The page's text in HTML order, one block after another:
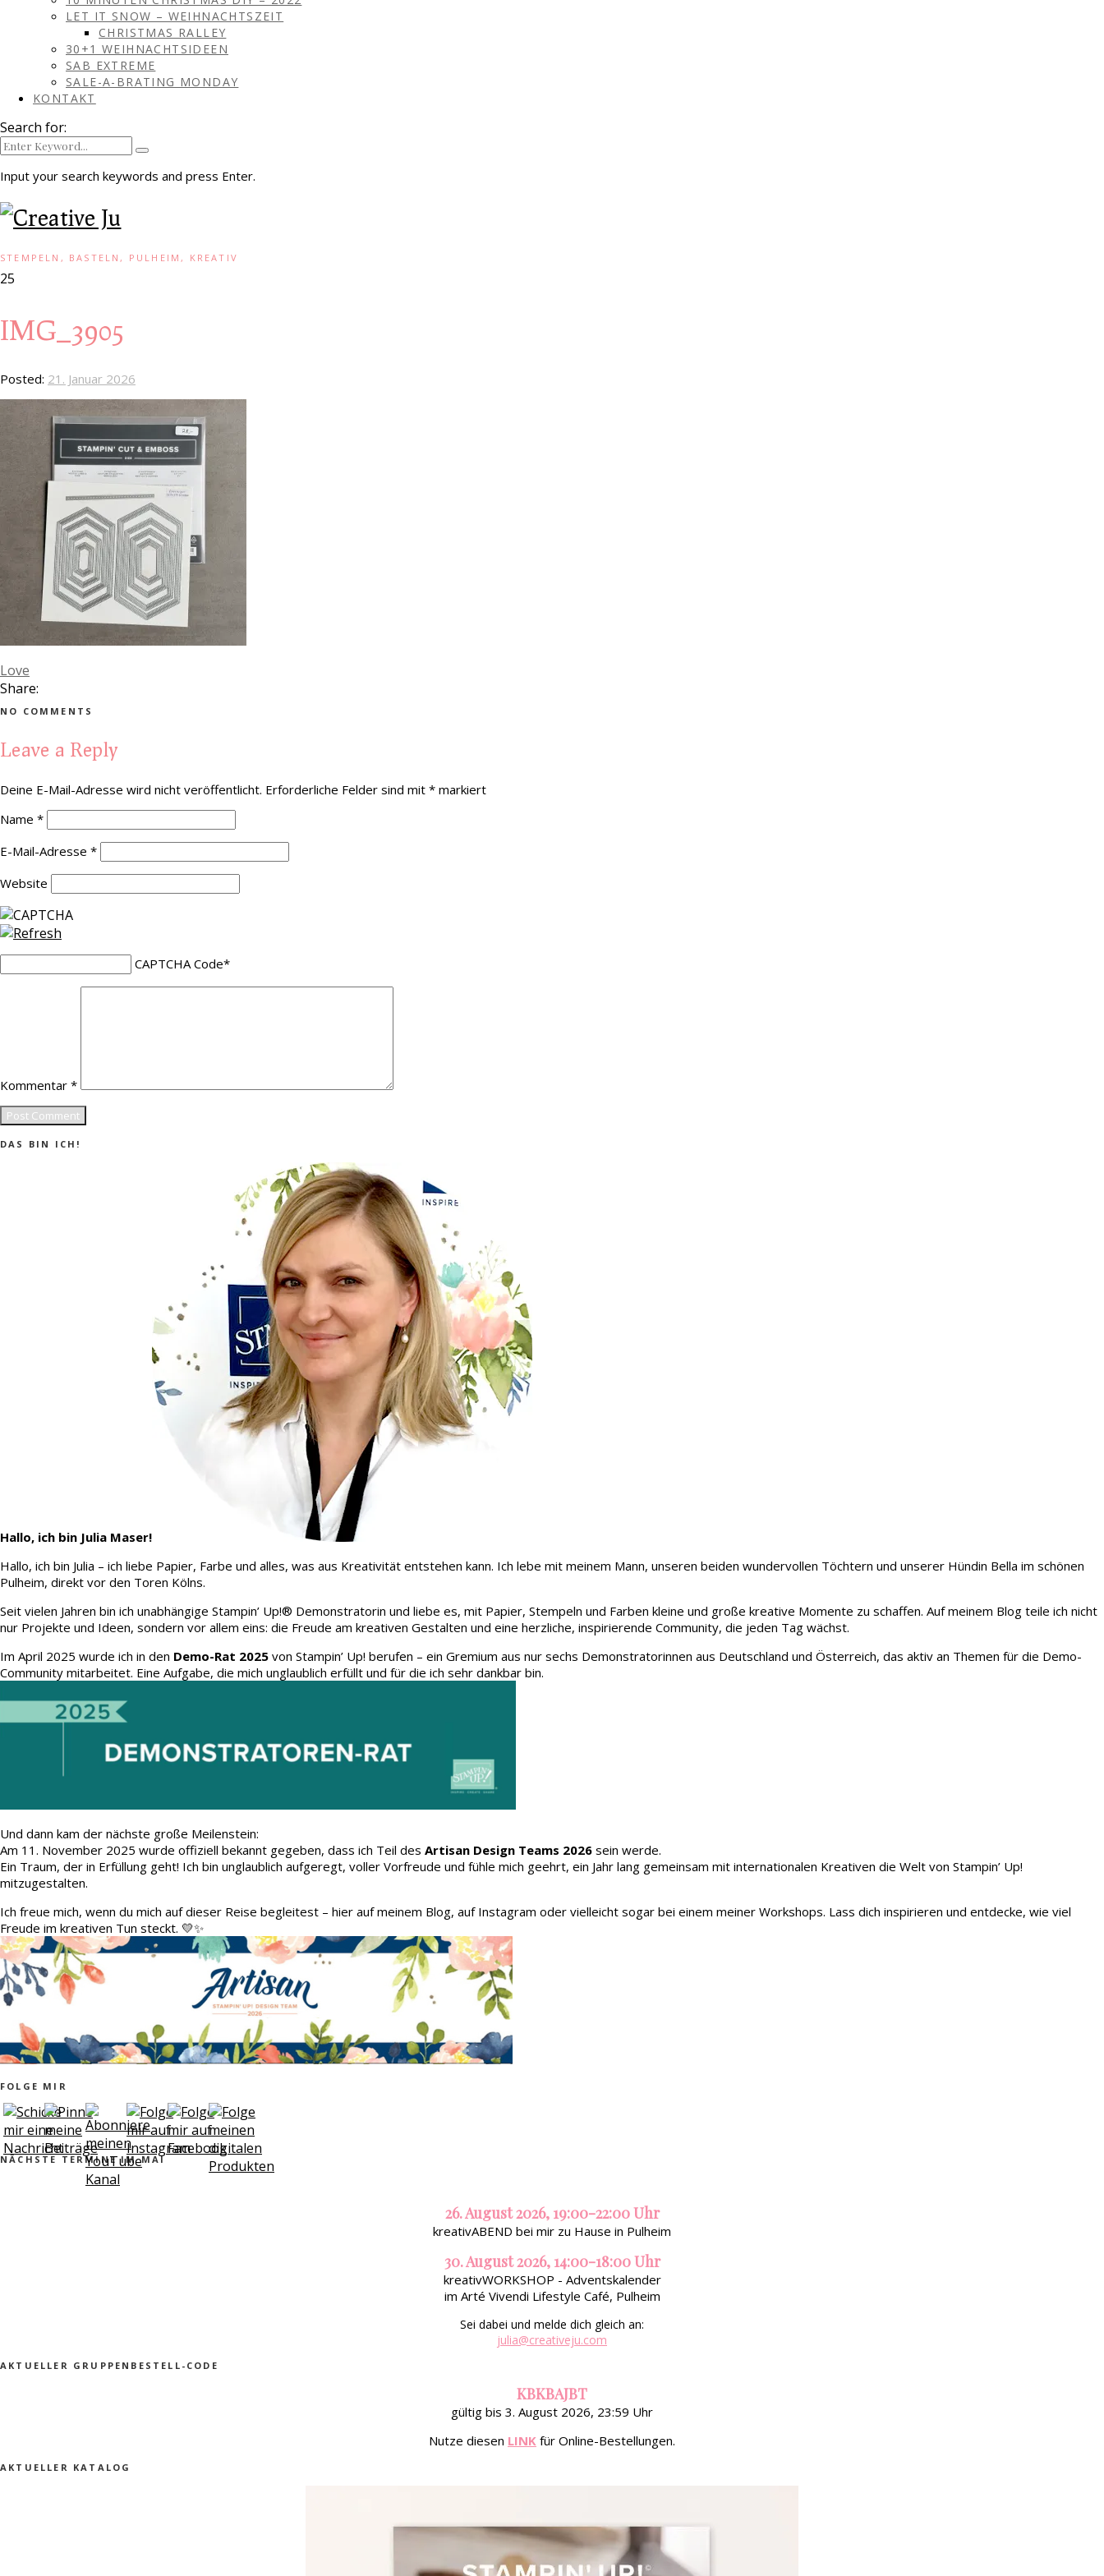
LET IT SNOW – WEIHNACHTSZEIT
CHRISTMAS RALLEY
30+1 WEIHNACHTSIDEEN
SAB EXTREME
SALE-A-BRATING MONDAY
KONTAKT
Search for:
Input your search keywords and press Enter.
STEMPELN, BASTELN, PULHEIM, KREATIV
25
IMG_3905
Posted: 21. Januar 2026
Love
Share:
NO COMMENTS
Leave a Reply
Deine E-Mail-Adresse wird nicht veröffentlicht. Erforderliche Felder sind mit * markiert
Name *
E-Mail-Adresse *
Website
CAPTCHA Code*
Kommentar *
DAS BIN ICH!
Hallo, ich bin Julia Maser!
Hallo, ich bin Julia – ich liebe Papier, Farbe und alles, was aus Kreativität entstehen kann. Ich lebe mit meinem Mann, unseren beiden wundervollen Töchtern und unserer Hündin Bella im schönen
Pulheim, direkt vor den Toren Kölns.
Seit vielen Jahren bin ich unabhängige Stampin’ Up!® Demonstratorin und liebe es, mit Papier, Stempeln und Farben kleine und große kreative Momente zu schaffen. Auf meinem Blog teile ich nicht
nur Projekte und Ideen, sondern vor allem eins: die Freude am kreativen Gestalten und eine herzliche, inspirierende Community, die jeden Tag wächst.
Im April 2025 wurde ich in den Demo-Rat 2025 von Stampin’ Up! berufen – ein Gremium aus nur sechs Demonstratorinnen aus Deutschland und Österreich, das aktiv an Themen für die Demo-
Community mitarbeitet. Eine Aufgabe, die mich unglaublich erfüllt und für die ich sehr dankbar bin.
Und dann kam der nächste große Meilenstein:
Am 11. November 2025 wurde offiziell bekannt gegeben, dass ich Teil des Artisan Design Teams 2026 sein werde.
Ein Traum, der in Erfüllung geht! Ich bin unglaublich aufgeregt, voller Vorfreude und fühle mich geehrt, ein Jahr lang gemeinsam mit internationalen Kreativen die Welt von Stampin’ Up!
mitzugestalten.
Ich freue mich, wenn du mich auf dieser Reise begleitest – hier auf meinem Blog, auf Instagram oder vielleicht sogar bei einem meiner Workshops. Lass dich inspirieren und entdecke, wie viel
Freude im kreativen Tun steckt. 💛✨
FOLGE MIR
NÄCHSTE TERMINE IM MAI
26. August 2026, 19:00-22:00 Uhr
kreativABEND bei mir zu Hause in Pulheim
30. August 2026, 14:00-18:00 Uhr
kreativWORKSHOP - Adventskalender
im Arté Vivendi Lifestyle Café, Pulheim
Sei dabei und melde dich gleich an:
julia@creativeju.com
AKTUELLER GRUPPENBESTELL-CODE
KBKBAJBT
gültig bis 3. August 2026, 23:59 Uhr
Nutze diesen LINK für Online-Bestellungen.
AKTUELLER KATALOG